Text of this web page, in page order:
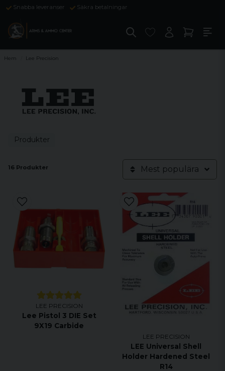
Snabba leveranser Säkra betalningar
Hem Lee Precision
Produkter
16 Produkter Mest populära
LEE PRECISION
Lee Pistol 3 DIE Set
9X19 Carbide
LEE PRECISION
LEE Universal Shell
Holder Hardened Steel
R14